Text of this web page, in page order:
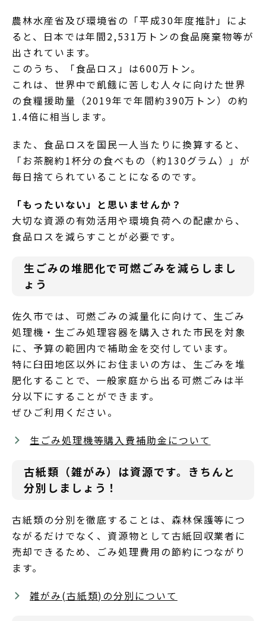
農林水産省及び環境省の「平成30年度推計」によ
ると、日本では年間2,531万トンの食品廃棄物等が
出されています。
このうち、「食品ロス」は600万トン。
これは、世界中で飢餓に苦しむ人々に向けた世界
の食糧援助量（2019年で年間約390万トン）の約
1.4倍に相当します。
また、食品ロスを国民一人当たりに換算すると、
「お茶腕約1杯分の食べもの（約130グラム）」が
毎日捨てられていることになるのです。
「もったいない」と思いませんか？
大切な資源の有効活用や環境負荷への配慮から、
食品ロスを減らすことが必要です。
生ごみの堆肥化で可燃ごみを減らしまし
ょう
佐久市では、可燃ごみの減量化に向けて、生ごみ
処理機・生ごみ処理容器を購入された市民を対象
に、予算の範囲内で補助金を交付しています。
特に臼田地区以外にお住まいの方は、生ごみを堆
肥化することで、一般家庭から出る可燃ごみは半
分以下にすることができます。
ぜひご利用ください。
生ごみ処理機等購入費補助金について
古紙類（雑がみ）は資源です。きちんと
分別しましょう！
古紙類の分別を徹底することは、森林保護等につ
ながるだけでなく、資源物として古紙回収業者に
売却できるため、ごみ処理費用の節約につながり
ます。
雑がみ(古紙類)の分別について